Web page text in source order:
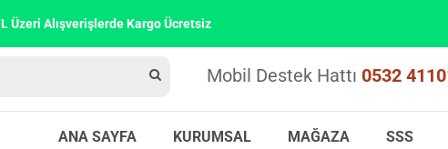
Üzeri Alışverişlerde Kargo Ücretsiz
Mobil Destek Hattı 0532
ANA SAYFA KURUMSAL MAĞAZA SSS